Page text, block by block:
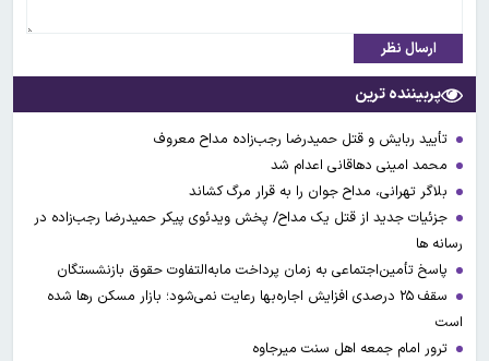
ارسال نظر
پربیننده ترین
تأیید ربایش و قتل حمیدرضا رجب‌زاده مداح معروف
محمد امینی دهاقانی اعدام شد
بلاگر تهرانی، مداح جوان را به قرار مرگ کشاند
جزئیات جدید از قتل یک مداح/ پخش ویدئوی پیکر حمیدرضا رجب‌زاده در
رسانه ها
پاسخ تأمین‌اجتماعی به زمان پرداخت مابه‌التفاوت حقوق بازنشستگان
سقف ۲۵ درصدی افزایش اجاره‌بها رعایت نمی‌شود؛ بازار مسکن رها شده
است
ترور امام جمعه اهل سنت میرجاوه